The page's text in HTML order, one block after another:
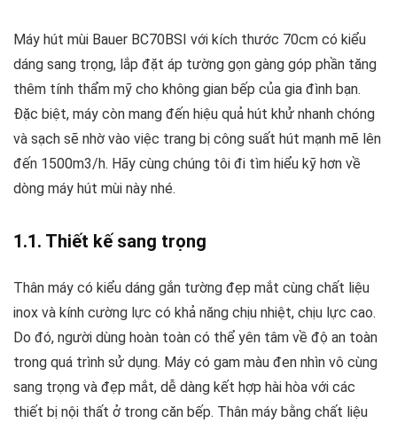
Máy hút mùi Bauer BC70BSI với kích thước 70cm có kiểu
dáng sang trọng, lắp đặt áp tường gọn gàng góp phần tăng
thêm tính thẩm mỹ cho không gian bếp của gia đình bạn.
Đặc biệt, máy còn mang đến hiệu quả hút khử nhanh chóng
và sạch sẽ nhờ vào việc trang bị công suất hút mạnh mẽ lên
đến 1500m3/h. Hãy cùng chúng tôi đi tìm hiểu kỹ hơn về
dòng máy hút mùi này nhé.
1.1. Thiết kế sang trọng
Thân máy có kiểu dáng gắn tường đẹp mắt cùng chất liệu
inox và kính cường lực có khả năng chịu nhiệt, chịu lực cao.
Do đó, người dùng hoàn toàn có thể yên tâm về độ an toàn
trong quá trình sử dụng. Máy có gam màu đen nhìn vô cùng
sang trọng và đẹp mắt, dễ dàng kết hợp hài hòa với các
thiết bị nội thất ở trong căn bếp. Thân máy bằng chất liệu